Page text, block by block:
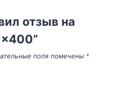
отзыв на
поля помечены *